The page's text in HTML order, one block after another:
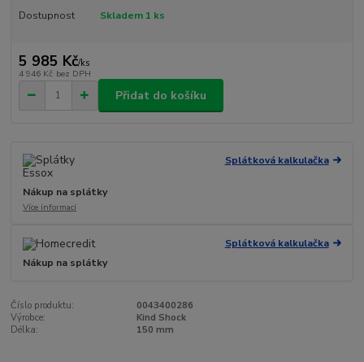
Dostupnost Skladem 1 ks
5 985 Kč/ks
4 946 Kč bez DPH
Přidat do košíku
Splátková kalkulačka
Nákup na splátky
Více informací
Splátková kalkulačka
Nákup na splátky
Číslo produktu:
0043400286
Výrobce:
Kind Shock
Délka:
150 mm